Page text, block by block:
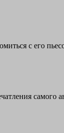
с его
самого